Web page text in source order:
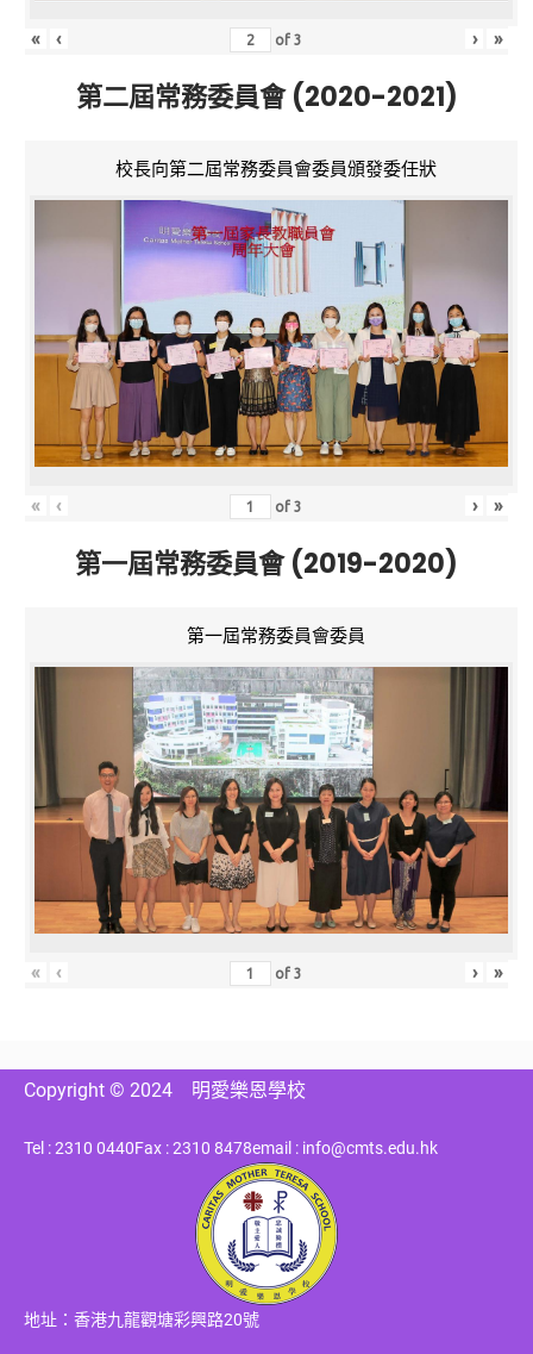
« ‹ of3 › »
第二屆常務委員會 (2020-2021)
校長向第二屆常務委員會委員頒發委任狀
« ‹ of3 › »
第一屆常務委員會 (2019-2020)
第一屆常務委員會委員
« ‹ of3 › »
Copyright © 2024 明愛樂恩學校
Tel : 2310 0440Fax : 2310 8478email : info@cmts.edu.hk
地址：香港九龍觀塘彩興路20號